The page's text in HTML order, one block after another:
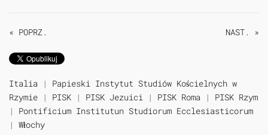
« POPRZ. NAST. »
Italia | Papieski Instytut Studiów Kościelnych w
Rzymie | PISK | PISK Jezuici | PISK Roma | PISK Rzym
| Pontificium Institutun Studiorum Ecclesiasticorum
| Włochy